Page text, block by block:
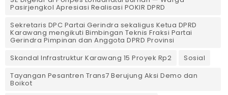
Pasirjengkol Apresiasi Realisasi POKIR DPRD
Sekretaris DPC Partai Gerindra sekaligus Ketua DPRD
Karawang mengikuti Bimbingan Teknis Fraksi Partai
Gerindra Pimpinan dan Anggota DPRD Provinsi
Skandal Infrastruktur Karawang 15 Proyek Rp2
Sosial
Tayangan Pesantren Trans7 Berujung Aksi Demo dan
Boikot